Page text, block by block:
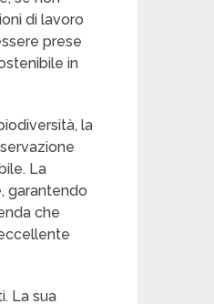
di lavoro
prese
in
la
La
garantendo
che
La sua